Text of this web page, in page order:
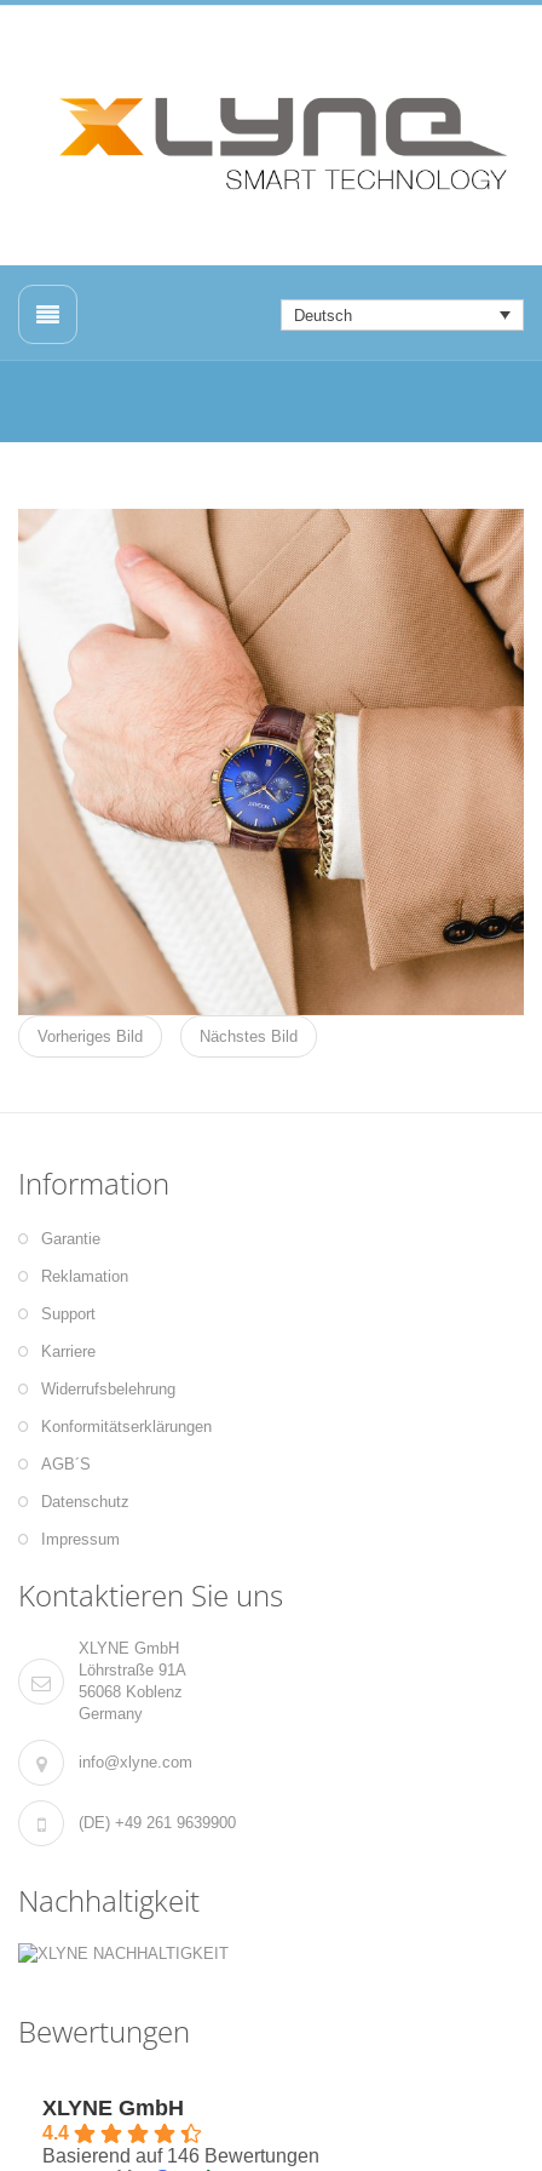
Deutsch
Vorheriges Bild Nächstes Bild
Information
Garantie
Reklamation
Support
Karriere
Widerrufsbelehrung
Konformitätserklärungen
AGB´S
Datenschutz
Impressum
Kontaktieren Sie uns
XLYNE GmbH
Löhrstraße 91A
56068 Koblenz
Germany
info@xlyne.com
(DE) +49 261 9639900
Nachhaltigkeit
Bewertungen
XLYNE GmbH
4.4
Basierend auf 146 Bewertungen